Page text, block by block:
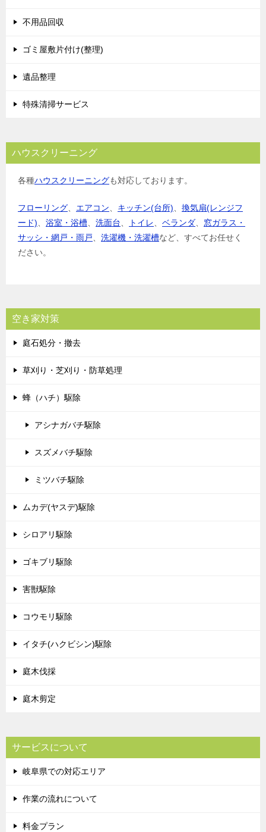
シ 不用品回収
ゴミ屋敷片付け(整理)
遺品整理
特殊清掃サービス
ハウスクリーニング
各種ハウスクリーニングも対応しております。
フローリング エアコン キッチン(台所)
換気扇(レンジフ
ード)
浴室・浴槽 洗面台 トイレ ベランダ
窓ガラス・
サッシ・網戸・雨戸
洗濯機・洗濯槽など、すべてお任せく
ださい。
空き家対策
庭石処分・撤去
草刈り・芝刈り・防草処理
蜂（ハチ）駆除
アシナガバチ駆除
スズメバチ駆除
ミツバチ駆除
ムカデ(ヤスデ)駆除
シロアリ駆除
ゴキブリ駆除
害獣駆除
コウモリ駆除
イタチ(ハクビシン)駆除
庭木伐採
庭木剪定
サービスについて
岐阜県での対応エリア
作業の流れについて
料金プラン